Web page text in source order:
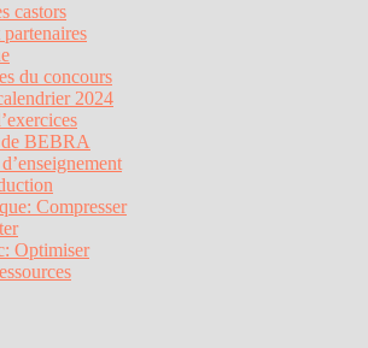
castors
partenaires
du concours
2024
BEBRA
Compresser
Optimiser